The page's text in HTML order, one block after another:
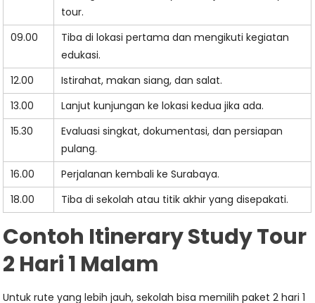
tour.
09.00
Tiba di lokasi pertama dan mengikuti kegiatan
edukasi.
12.00
Istirahat, makan siang, dan salat.
13.00
Lanjut kunjungan ke lokasi kedua jika ada.
15.30
Evaluasi singkat, dokumentasi, dan persiapan
pulang.
16.00
Perjalanan kembali ke Surabaya.
18.00
Tiba di sekolah atau titik akhir yang disepakati.
Contoh Itinerary Study Tour
2 Hari 1 Malam
Untuk rute yang lebih jauh, sekolah bisa memilih paket 2 hari 1